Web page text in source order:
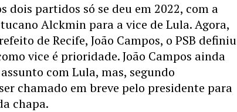
dois partidos só se deu em 2022, com a
Alckmin para a vice de Lula. Agora,
de Recife, João Campos, o PSB definiu
vice é prioridade. João Campos ainda
com Lula, mas, segundo
chamado em breve pelo presidente para
chapa.